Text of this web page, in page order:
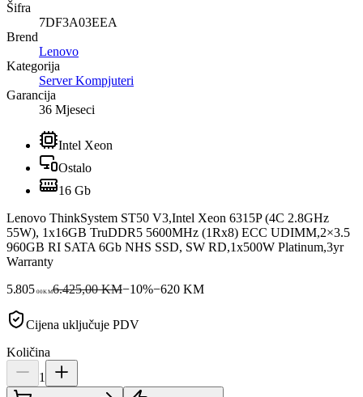
Šifra
7DF3A03EEA
Brend
Lenovo
Kategorija
Server Kompjuteri
Garancija
36 Mjeseci
Intel Xeon
Ostalo
16 Gb
Lenovo ThinkSystem ST50 V3,Intel Xeon 6315P (4C 2.8GHz
55W), 1x16GB TruDDR5 5600MHz (1Rx8) ECC UDIMM,2×3.5
960GB RI SATA 6Gb NHS SSD, SW RD,1x500W Platinum,3yr
Warranty
5.805 00KM6.425,00 KM−10%−620KM
Cijena uključuje PDV
Količina
1